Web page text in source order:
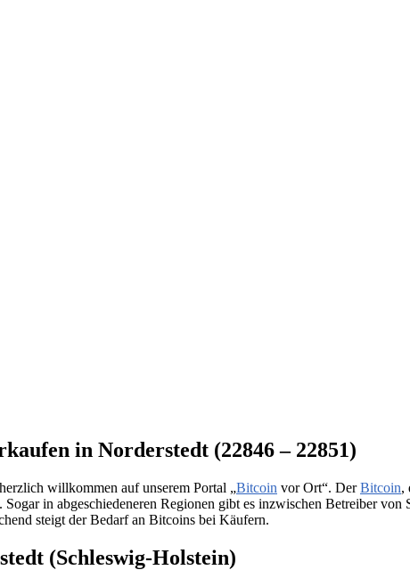
in Norderstedt (22846 – 22851)
willkommen auf unserem Portal „Bitcoin vor Ort“. DerBitcoin,
in abgeschiedeneren Regionen gibt es inzwischen Betreiber
steigt der Bedarf an Bitcoins bei Käufern.
(Schleswig-Holstein)